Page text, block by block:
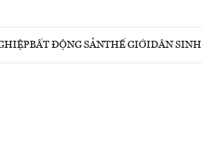
BẤT ĐỘNG SẢNTHẾ GIỚIDÂN SINH